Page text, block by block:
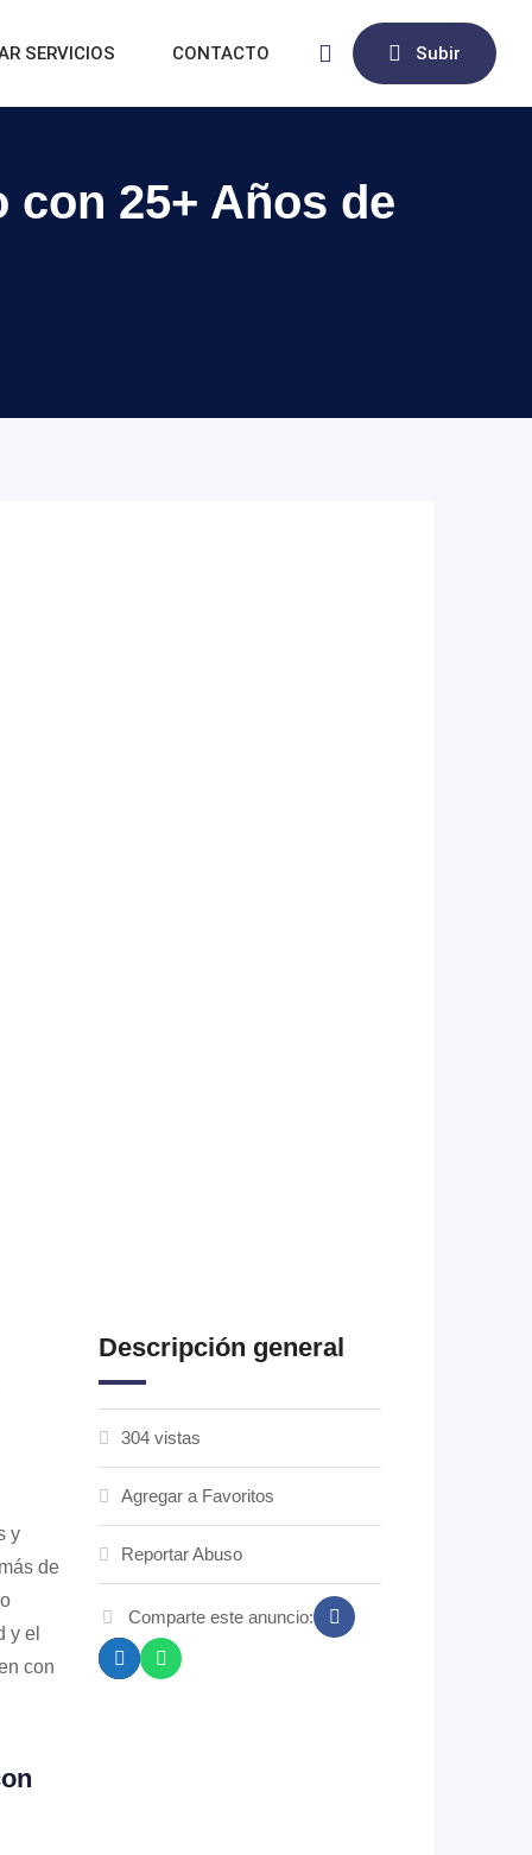
Subir
SERVICIOS CONTACTO
25+ Años de
y
de
y el
con
Descripción general
304 vistas
Agregar a Favoritos
Reportar Abuso
Comparte este anuncio: